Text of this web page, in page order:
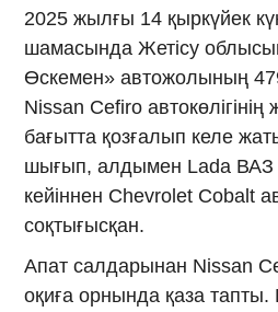
2025 жылғы 14 қыркүйек
шамасында Жетісу
Өскемен» автожолының
Nissan Cefiro автокөлігінің
бағытта қозғалып келе
шығып, алдымен Lada ВАЗ
кейіннен Chevrolet Cobalt
соқтығысқан.
Апат салдарынан Nissan
оқиға орнында қаза